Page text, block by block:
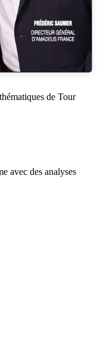
de Tour
avec des analyses